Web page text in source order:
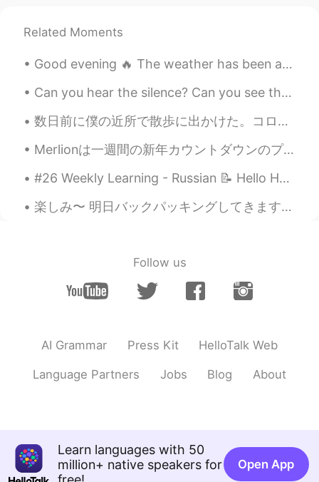
ES EN
I love it!!
makensio 2021.01.22 07:07
Cantas bien
Charlie Diaz.
ES DE
Luffy_Sonkyungho
You are so talented.
Related Moments
Good evening 🔥 The weather has been amazing ☀️ It’s been sunny and not too hot 😎 It was 73°F (22...
Can you hear the silence? Can you see the dark? Can you fix the broken? Can you feel, can you fee...
数日前に僕の近所で散歩に出かけた。コロナウイルスによって駐車場全部閉鎖されたので海岸で誰もいなかった。バレーボールネットも全部下がられてブランコも閉鎖された。不思議だった。それ以来Los Ang...
Merlionは一週間の新年カウントダウンのプロジェクションマッピングを開催しました。 １５分ごとに5分くらいのprojection mappingして、華麗なマーライオンの姿を変身していまし...
#26 Weekly Learning - Russian 📝 Hello HT friends 😄, Welcome to my weekly learning of 🇰🇷🇯🇵🇷🇺 ❓Qu...
楽しみ〜 明日バックパッキングしてきます！(していきます？) 電波全然なくなるから、また来週話そう！ いい週末を！ it's gonna be so fun! Tomorrow I'll...
Follow us
AI Grammar Press Kit HelloTalk Web
Language Partners Jobs Blog About
Learn languages with 50
million+ native speakers for
Open App